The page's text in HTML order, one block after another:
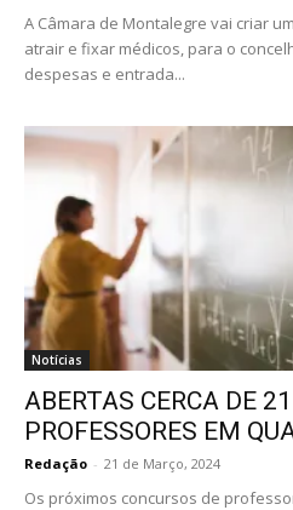
A Câmara de Montalegre vai criar
atrair e fixar médicos, para o
despesas e entrada...
Notícias
ABERTAS CERCA DE
PROFESSORES EM
Redação - 21 de Março, 2024
Os próximos concursos de